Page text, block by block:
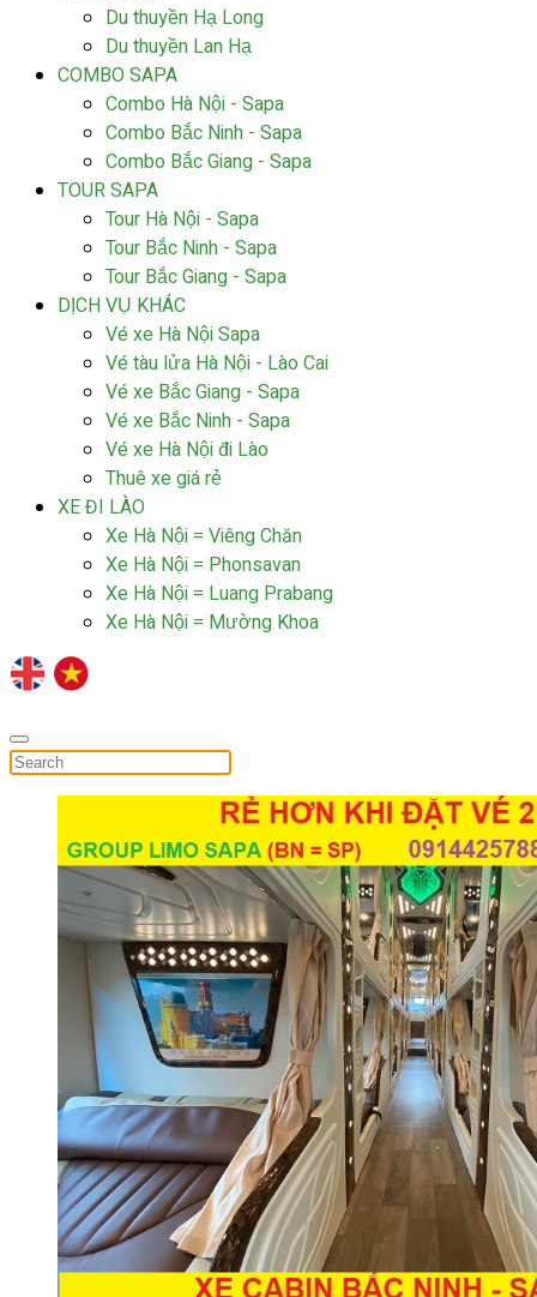
Du thuyền Hạ Long
Du thuyền Lan Hạ
COMBO SAPA
Combo Hà Nội - Sapa
Combo Bắc Ninh - Sapa
Combo Bắc Giang - Sapa
TOUR SAPA
Tour Hà Nội - Sapa
Tour Bắc Ninh - Sapa
Tour Bắc Giang - Sapa
DỊCH VỤ KHÁC
Vé xe Hà Nội Sapa
Vé tàu lửa Hà Nội - Lào Cai
Vé xe Bắc Giang - Sapa
Vé xe Bắc Ninh - Sapa
Vé xe Hà Nội đi Lào
Thuê xe giá rẻ
XE ĐI LÀO
Xe Hà Nội = Viêng Chăn
Xe Hà Nội = Phonsavan
Xe Hà Nội = Luang Prabang
Xe Hà Nội = Mường Khoa